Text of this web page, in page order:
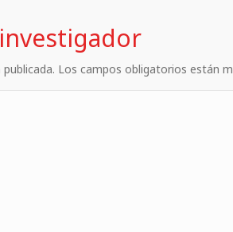
Los campos obligatorios están